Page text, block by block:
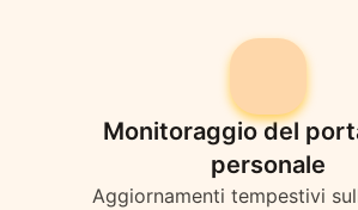
Monitoraggio del
personale
Aggiornamenti tempestivi